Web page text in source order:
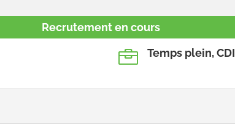
Recrutement en cours
 Temps plein, CDI